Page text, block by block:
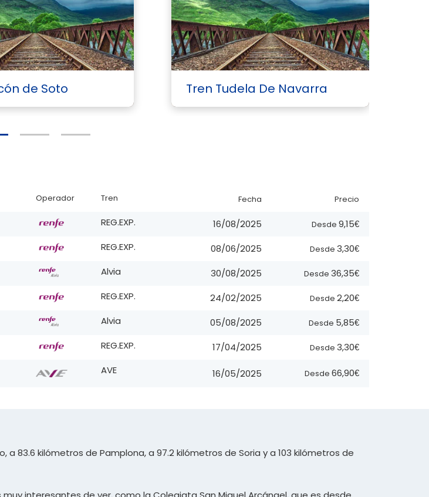
de Soto Tren Tudela De Navarra
Operador Tren Fecha Precio
REG.EXP. 16/08/2025 Desde 9,15€
REG.EXP. 08/06/2025 Desde 3,30€
Alvia 30/08/2025 Desde 36,35€
REG.EXP. 24/02/2025 Desde 2,20€
Alvia 05/08/2025 Desde 5,85€
REG.EXP. 17/04/2025 Desde 3,30€
AVE 16/05/2025 Desde 66,90€
83.6 kilómetros de Pamplona, a 97.2 kilómetros de Soria y a 103 kilómetros de